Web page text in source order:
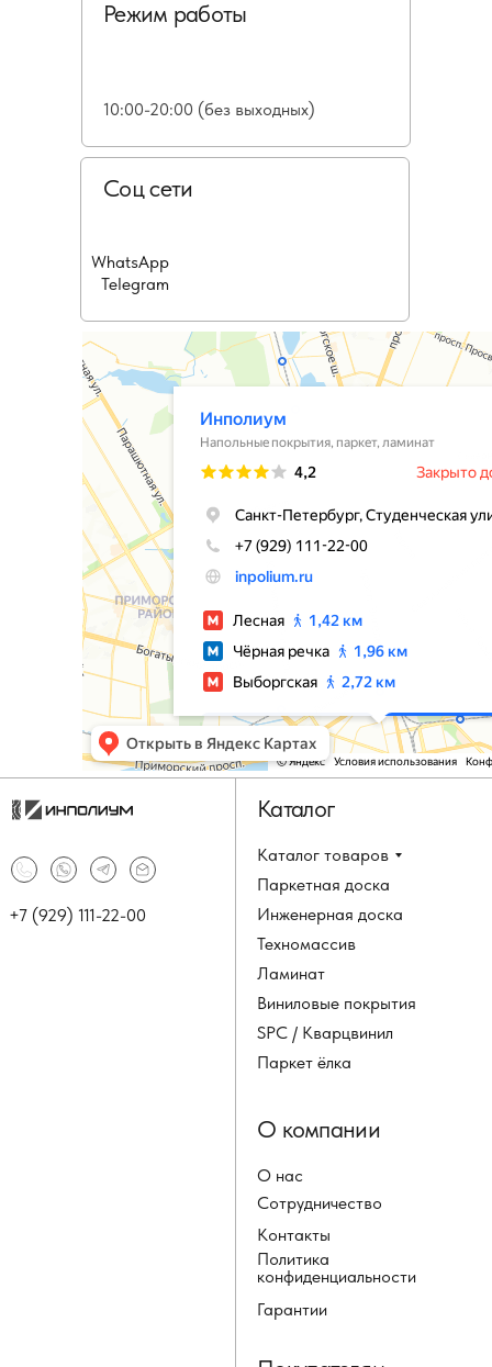
Режим работы
10:00-20:00 (без выходных)
Соц сети
WhatsApp
Telegram
Каталог товаров
Паркетная доска
Инженерная доска
Техномассив
+7 (929) 111-22-00
Каталог
Ламинат
Виниловые покрытия
SPC / Кварцвинил
Паркет ёлка
О нас
Сотрудничество
Контакты
Политика
конфиденциальности
О компании
Гарантии